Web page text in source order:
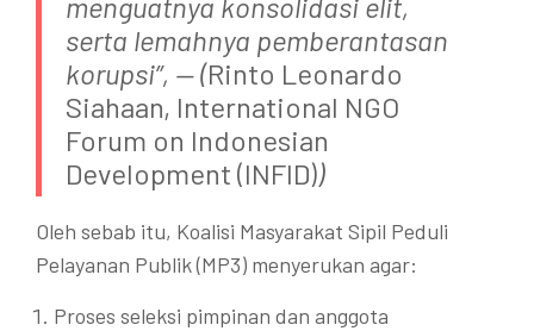
serta lemahnya pemberantasan
korupsi”, — (Rinto Leonardo
Siahaan, International NGO
Forum on Indonesian
Development (INFID))
Oleh sebab itu, Koalisi Masyarakat Sipil Peduli
Pelayanan Publik (MP3) menyerukan agar:
Proses seleksi pimpinan dan anggota